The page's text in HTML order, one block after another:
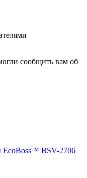
сообщить вам об
EcoBoss™ BSV-2706